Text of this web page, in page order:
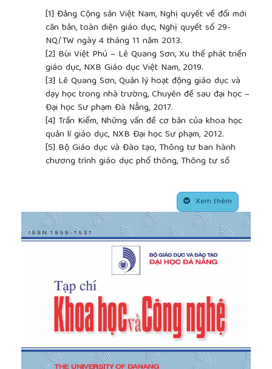
[1] Đảng Cộng sản Việt Nam, Nghị quyết về đổi mới
căn bản, toàn diện giáo dục, Nghị quyết số 29-
NQ/TW ngày 4 tháng 11 năm 2013.
[2] Bùi Việt Phú – Lê Quang Sơn, Xu thế phát triển
giáo dục, NXB Giáo dục Việt Nam, 2019.
[3] Lê Quang Sơn, Quản lý hoạt động giáo dục và
dạy học trong nhà trường, Chuyên đề sau đại học –
Đại học Sư phạm Đà Nẵng, 2017.
[4] Trần Kiểm, Những vấn đề cơ bản của khoa học
quản lí giáo dục, NXB Đại học Sư phạm, 2012.
[5] Bộ Giáo dục và Đào tạo, Thông tư ban hành
chương trình giáo dục phổ thông, Thông tư số
Đỗ Hương Trà (chủ biên), Nguyễn Văn Biên,
Tưởng Duy Hải, Phạm Xuân Quế, Dương Xuân Quý,
Dạy học phát triển năng lực môn Vật lý Trung học
phổ thông, NXB Đại học Sư phạm, 2019.
[7]Nguyễn Văn Tuấn, Tài liệu Lý luận dạy học,
Trường Đại học Sư phạm kỹ thuật, TP. HCM, 2009.
Xem thêm